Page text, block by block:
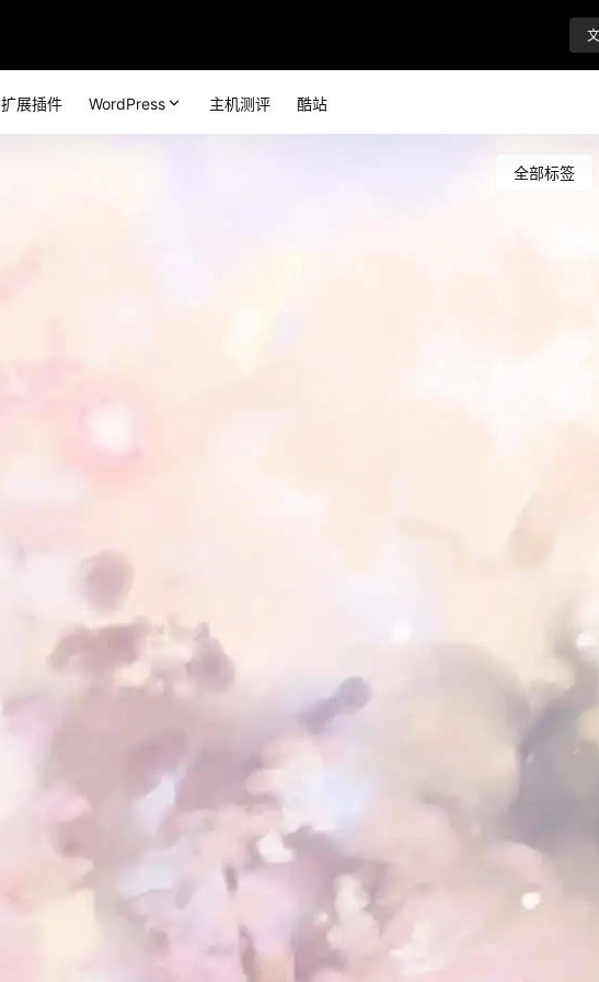
扩展插件 WordPress 主机测评 酷站
全部标签